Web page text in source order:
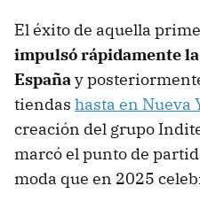
El éxito de aquella
impulsó rápidamente
Españay
tiendas hasta en Nueva
creación del grupo
marcó el punto de
moda que en 2025